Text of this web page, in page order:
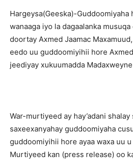
Hargeysa(Geeska)-Guddoomiyaha
wanaaga iyo la dagaalanka
doortay Axmed Jaamac
eedo uu guddoomiyihii hore
jeediyay xukuumadda
War-murtiyeed ay hay’adani
saxeexanyahay guddoomiyaha
guddoomiyihii hore ayaa waxa uu u
Murtiyeed kan (press release) oo